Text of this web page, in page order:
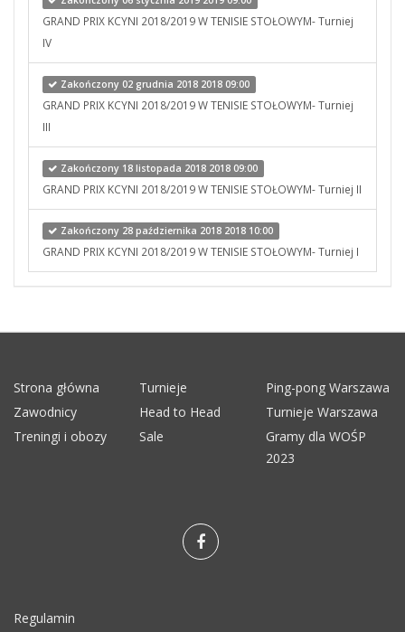
GRAND PRIX KCYNI 2018/2019 W TENISIE STOŁOWYM- Turniej
IV
Zakończony 02 grudnia 2018 2018 09:00
GRAND PRIX KCYNI 2018/2019 W TENISIE STOŁOWYM- Turniej
III
Zakończony 18 listopada 2018 2018 09:00
GRAND PRIX KCYNI 2018/2019 W TENISIE STOŁOWYM- Turniej II
Zakończony 28 października 2018 2018 10:00
GRAND PRIX KCYNI 2018/2019 W TENISIE STOŁOWYM- Turniej I
Strona główna Turnieje
Ping-pong Warszawa
Zawodnicy
Head to Head
Turnieje Warszawa
Treningi i obozy
Sale
Gramy dla WOŚP
2023
Regulamin